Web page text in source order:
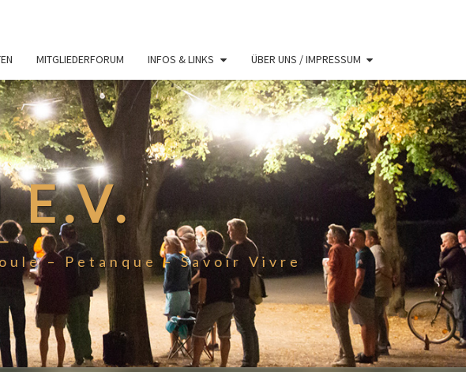
MITGLIEDERFORUM INFOS & LINKS ÜBER UNS / IMPRESSUM
E.V.
– Petanque – Savoir Vivre